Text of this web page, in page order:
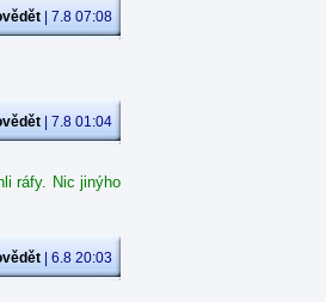
| 7.8 07:08
| 7.8 01:04
ráfy. Nic jinýho
| 6.8 20:03